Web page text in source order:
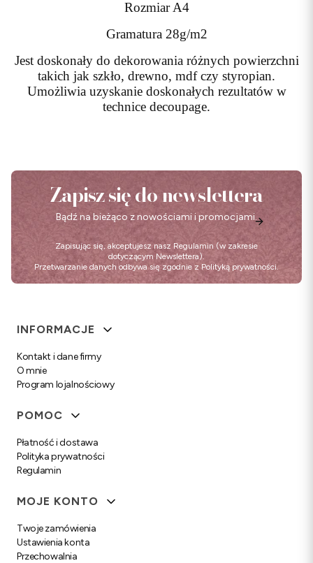
Rozmiar A4
Gramatura 28g/m2
Jest doskonały do dekorowania różnych powierzchni
takich jak szkło, drewno, mdf czy styropian.
Umożliwia uzyskanie doskonałych rezultatów w
technice decoupage.
Zapisz się do newslettera
Bądź na bieżąco z nowościami i promocjami.
Zapisując się, akceptujesz nasz Regulamin (w zakresie
dotyczącym Newslettera).
Przetwarzanie danych odbywa się zgodnie z Polityką prywatności.
Linki w stopce
INFORMACJE
Kontakt i dane firmy
O mnie
Program lojalnościowy
POMOC
Płatność i dostawa
Polityka prywatności
Regulamin
MOJE KONTO
Twoje zamówienia
Ustawienia konta
Przechowalnia